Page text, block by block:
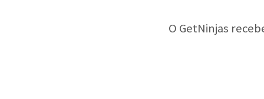
O GetNinjas